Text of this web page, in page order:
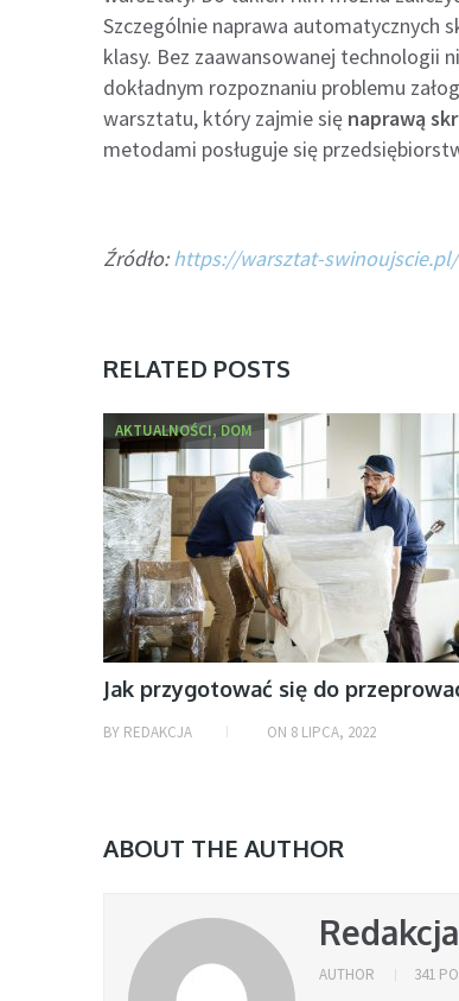
Szczególnie naprawa automatycznych
klasy. Bez zaawansowanej technologii
dokładnym rozpoznaniu problemu
warsztatu, który zajmie się naprawą
metodami posługuje się
Źródło:https://warsztat-swinoujscie.pl/
RELATED POSTS
AKTUALNOŚCI, DOM
Jak przygotować się do
BY REDAKCJA ON 8 LIPCA, 2022
ABOUT THE AUTHOR
Redakcja
AUTHOR 341